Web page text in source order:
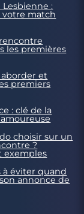
:
votre match
les premières
et
premiers
: clé de la
choisir sur un
?
exemples
à éviter quand
annonce de